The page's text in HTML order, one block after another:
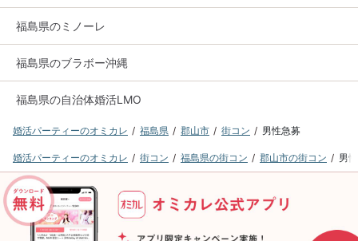
福島県のミノーレ
福島県のブラボー沖縄
福島県の自治体婚活LMO
婚活パーティーのオミカレ 福島県 郡山市 街コン 男性急募
婚活パーティーのオミカレ 街コン 福島県の街コン 郡山市の街コン 男